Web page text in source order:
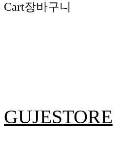
Cart장바구니
GUJESTORE